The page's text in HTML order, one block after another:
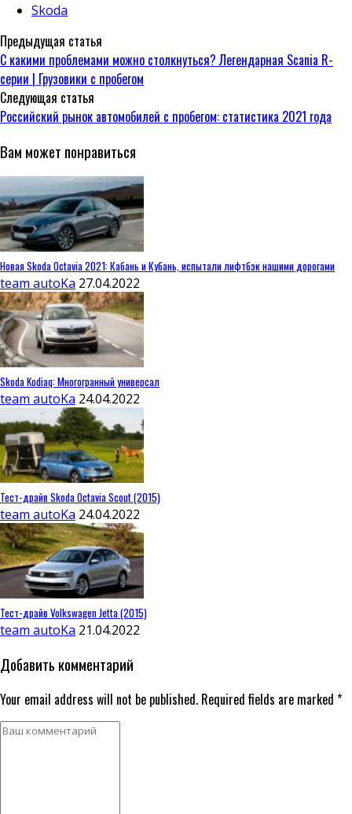
Skoda
Предыдущая статья
С какими проблемами можно столкнуться? Легендарная Scania R-
серии | Грузовики с пробегом
Следующая статья
Российский рынок автомобилей с пробегом: статистика 2021 года
Вам может понравиться
Новая Skoda Octavia 2021: Кабань и Кубань, испытали лифтбэк нашими дорогами
team autoKa 27.04.2022
Skoda Kodiaq: Многогранный универсал
team autoKa 24.04.2022
Тест-драйв Skoda Octavia Scout (2015)
team autoKa 24.04.2022
Тест-драйв Volkswagen Jetta (2015)
team autoKa 21.04.2022
Добавить комментарий
Your email address will not be published. Required fields are marked *